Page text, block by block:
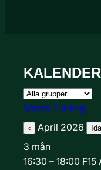
KALENDER
Grupp
Aktivitetstyp
Match Träning
‹ April 2026
3 mån
16:30 – 18:00 F15